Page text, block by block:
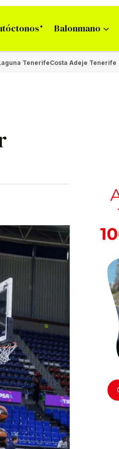
Balonmano
TenerifeCosta Adeje Tenerife